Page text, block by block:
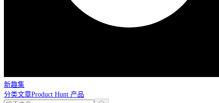
新趣集
分类文章Product Hunt 产品